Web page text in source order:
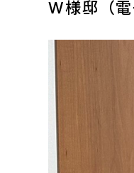
W様邸（